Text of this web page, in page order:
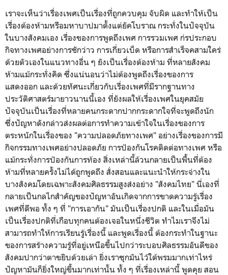
เราจะเห็นว่าเรื่องเพศเป็นเรื่องที่ถูกควบคุม จับผิด และทำให้เป็น
เรื่องต้องห้ามหรือมหาบาปมาตั้งแต่ยัคโบราณ กระทั่งในปัจจุบัน
ในบางสังคมเอง เรื่องของการพูดถึงเพศ การรวมเพศ ก่รประกอบ
กิจทางเพศอย่างการชักว่าว การเกี่ยวเบ็ด หรือการสำเร็จคสามใคร่
ด้วยตัวเองในแนวทางอื่น ๆ ยังเป็นเรื่องต้องห้าม ที่หลายสังคม
ห้ามแม้กระทั่งคิด ซึ่งแน่นอนว่าไม่ต้องพูดถึงเรื่องของการ
แสดงออก และด้วยทัศนะเกี่ยวกับเรื่องเพศที่มีรากฐานทาง
ประวัติศาสตร์มายาวนานนี้เอง ที่ยังผลให้เรื่องเพศในยุคสมัย
ปัจจุบันเป็นเรื่องที่หลายคนกระดากปากกระดากใจที่จะพูดถึงนัก
ซึ่งปัญหาดังกล่าวส่งผลต่อการทำความเข้าใจในเรื่องของการ
ตระหนักในเรื่องของ "ความปลอดภัยทางเพศ" อย่างเรื่องของการมี
กิจกรรมทางเพศอย่างปลอดภัย การป้องกันโรคติดต่อทางเพศ หรือ
แม้กระทั่งการป้องกันการท้อง สิ่งเหล่านี้ล้วนกลายเป็นพื้นที่ต้อง
ห้ามที่หลายครั้งไม่ได้ถูกพูดถึง สั่งสอนและแนะนำให้กระจ่างใน
บางสังคมโดยเฉพาะสังคมศิลธรรมสูงส่งอย่าง "สังคมไทย" นี่เองที่
กลายเป็นกลไกสำคัญของปัญหาอันเกิดจากการขาดความรู้เรื่อง
เพศที่ดีพอ ทั้ง ๆ ที่ "การเอากัน" มันเป็นเรื่องปกติ และในเมื่อมัน
เป็นเรื่องปกติที่เกือบทุกคนต้องเจอในหนึ่งชีวิต ทำไมเราจึงไม่
สามารถทำให้การเรียนรู้เรื่องนี้ และพูดเรื่องนี้ ต้องกระทำในฐานะ
ของการสร้างความรู้ที่อยู่เหนือขึ้นไปกว่าระบอบศิลธรรมอันดีของ
สังคมปากว่าตาขยิบด้วยเล่า ยิ่งเราซุกมันไว้ใต้พรมมากเท่าไหร่
ปัญหามันก็ยิ่งใหญ่ขึ้นมากเท่านั้น ทั้ง ๆ ที่เรื่องเหล่านี้ พูดคุย สอน